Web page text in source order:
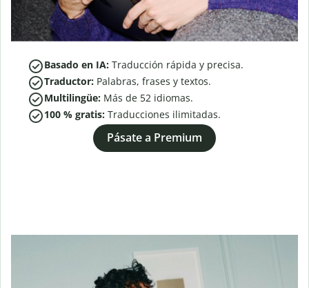
Basado en IA: Traducción rápida y precisa.
Traductor: Palabras, frases y textos.
Multilingüe: Más de 52 idiomas.
100 % gratis: Traducciones ilimitadas.
Pásate a Premium